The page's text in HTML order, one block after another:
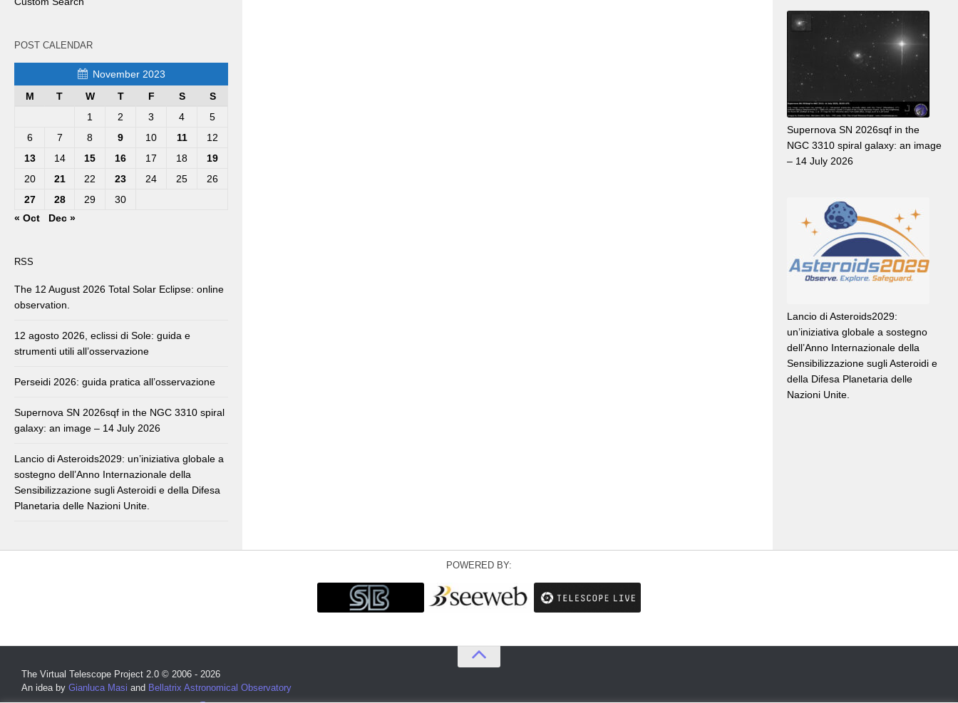
POST CALENDAR
November 2023
M
T W T F S
S
1
2 3 4
5
6
7 8 9 10 11
12
13
14 15 16 17 18
19
20
21 22 23 24 25
26
27
28 29
30
« Oct
Dec »
RSS
The 12 August 2026 Total Solar Eclipse: online
observation.
12 agosto 2026, eclissi di Sole: guida e
strumenti utili all’osservazione
Perseidi 2026: guida pratica all’osservazione
Supernova SN 2026sqf in the NGC 3310 spiral
galaxy: an image – 14 July 2026
Lancio di Asteroids2029: un’iniziativa globale a
sostegno dell’Anno Internazionale della
Sensibilizzazione sugli Asteroidi e della Difesa
Planetaria delle Nazioni Unite.
Supernova SN 2026sqf in the
NGC 3310 spiral galaxy: an image
– 14 July 2026
Lancio di Asteroids2029:
un’iniziativa globale a sostegno
dell’Anno Internazionale della
Sensibilizzazione sugli Asteroidi e
della Difesa Planetaria delle
Nazioni Unite.
POWERED BY:
The Virtual Telescope Project 2.0 © 2006 - 2026
An idea by Gianluca Masi and Bellatrix Astronomical Observatory